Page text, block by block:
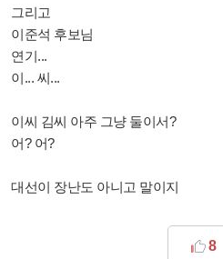
그리고
이준석 후보님
연기...
이... 씨...
이씨 김씨 아주 그냥 둘이서?
어? 어?
대선이 장난도 아니고 말이지
8